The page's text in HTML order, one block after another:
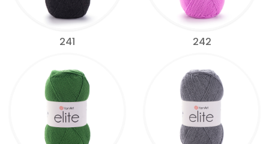
241 242